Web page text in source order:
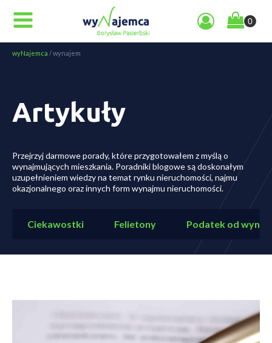
wyNajemca /wynajem
Artykuły
Przejrzyj darmowe porady, które przygotowałem z myślą o
wynajmujących mieszkania. Poradniki blogowe są doskonałym
uzupełnieniem wiedzy na temat rynku nieruchomości, najmu
okazjonalnego oraz innych form wynajmu nieruchomości.
Ciekawostki Felietony Podatek od